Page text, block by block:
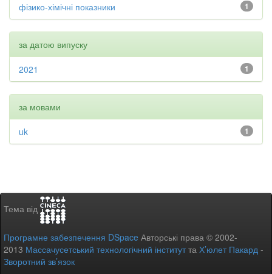
1
фізико-хімічні показники
за датою випуску
1
2021
за мовами
1
uk
Тема від
Програмне забезпечення DSpace Авторські права © 2002-
2013 Массачусетський технологічний інститутта Х’юлет Пакард -
Зворотний зв’язок